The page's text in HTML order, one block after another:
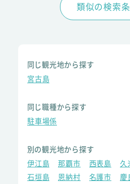
類似の検索
同じ観光地から探す
宮古島
同じ職種から探す
駐車場係
別の観光地から探す
伊江島
那覇市 西表島 久
石垣島
恩納村 名護市 慶